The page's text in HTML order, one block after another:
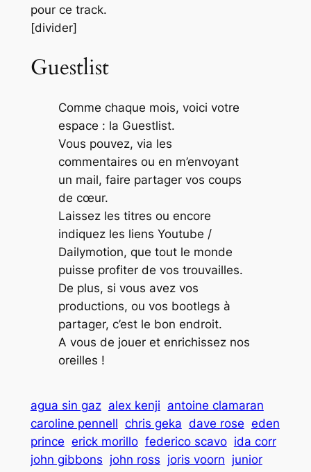
pour ce track.
[divider]
Guestlist
Comme chaque mois, voici votre
espace : la Guestlist.
Vous pouvez, via les
commentaires ou en m’envoyant
un mail, faire partager vos coups
de cœur.
Laissez les titres ou encore
indiquez les liens Youtube /
Dailymotion, que tout le monde
puisse profiter de vos trouvailles.
De plus, si vous avez vos
productions, ou vos bootlegs à
partager, c’est le bon endroit.
A vous de jouer et enrichissez nos
oreilles !
agua sin gaz alex kenji antoine clamaran
caroline pennell chris geka dave rose eden
prince erick morillo federico scavo ida corr
john gibbons john ross joris voorn junior